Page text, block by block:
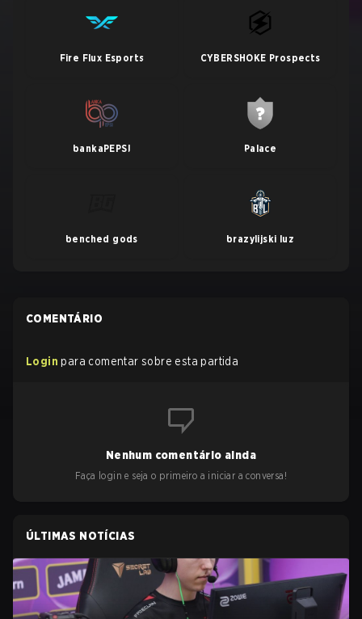
Fire Flux Esports CYBERSHOKE Prospects
bankaPEPSI Palace
benched gods brazylijski luz
COMENTÁRIO
Login para comentar sobre esta partida
Nenhum comentário ainda
Faça login e seja o primeiro a iniciar a conversa!
ÚLTIMAS NOTÍCIAS